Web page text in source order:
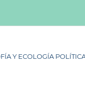
Y ECOLOGÍA